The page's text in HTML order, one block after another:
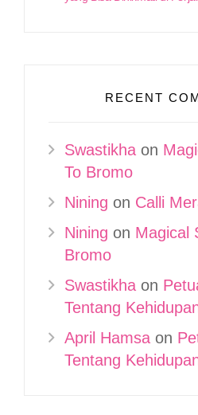
RECENT
Swastikha on
To Bromo
Nining on Calli
Nining on Magical
Bromo
Swastikha on
Tentang
April Hamsa on
Tentang